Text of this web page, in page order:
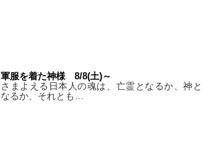
軍服を着た神様 8/8(土)～
さまよえる日本人の魂は、亡霊となるか、神と
なるか、それとも…